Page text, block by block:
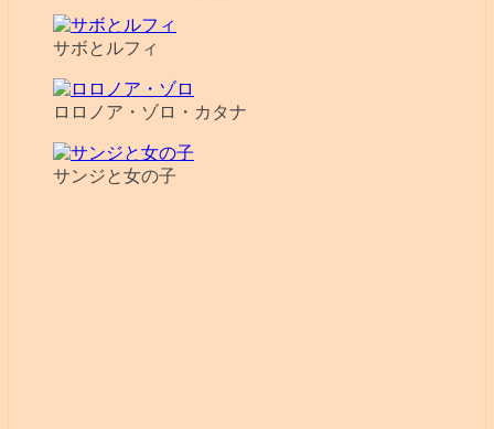
サボとルフィ
ロロノア・ゾロ・カタナ
サンジと女の子